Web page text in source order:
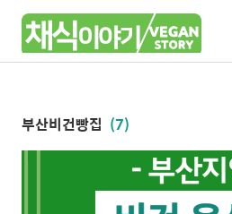
부산비건빵집 (7)